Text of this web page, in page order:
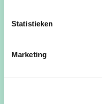
Statistieken
Marketing
afbraak van de oude
Echter werden
architect. Die had er